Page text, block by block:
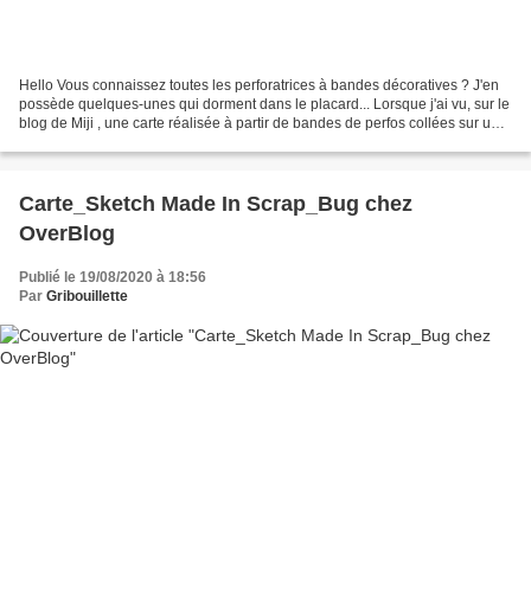
Hello Vous connaissez toutes les perforatrices à bandes décoratives ? J'en
possède quelques-unes qui dorment dans le placard... Lorsque j'ai vu, sur le
blog de Miji , une carte réalisée à partir de bandes de perfos collées sur un
Carte_Sketch Made In Scrap_Bug chez
OverBlog
Publié le 19/08/2020 à 18:56
Par Gribouillette